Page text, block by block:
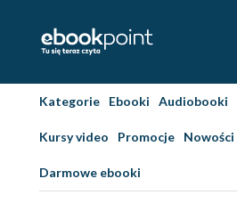
Kategorie Ebooki Audiobooki
Kursy video Promocje Nowości
Darmowe ebooki